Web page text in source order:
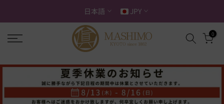
キ
ッ
プ
る
日本語 JPY
0